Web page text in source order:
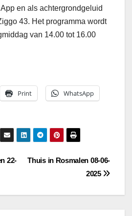
en als achtergrondgeluid
43. Het programma wordt
van 14.00 tot 16.00
Print WhatsApp
Thuis in Rosmalen 08-06-
2025
22-